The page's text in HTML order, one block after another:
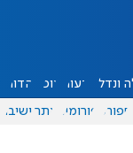
ונדל"ן דעות אוכל יהדות
ספורט פורומים אתר ישיבה